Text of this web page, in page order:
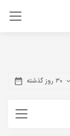
۳۰ روز گذشته